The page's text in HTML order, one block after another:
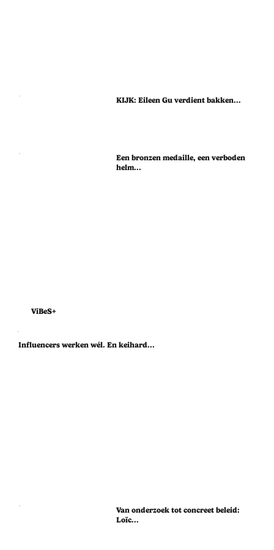
Van onderzoek tot concreet beleid:
Loïc...
ViBeS+
Influencers werken wél. En keihard...
KIJK: Eileen Gu verdient bakken...
Een bronzen medaille, een verboden
helm...